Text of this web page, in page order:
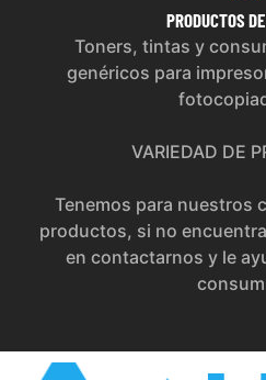
PRODUCTOS
Toners, tintas y
genéricos para
VARIEDAD DE
Tenemos para nuestros
productos, si no
en contactarnos y le